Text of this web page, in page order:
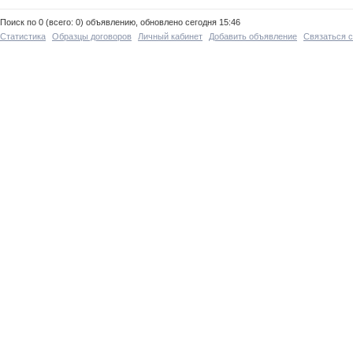
Поиск по 0 (всего: 0) объявлению, обновлено сегодня 15:46
Статистика
Образцы договоров Личный кабинет Добавить объявление Связаться